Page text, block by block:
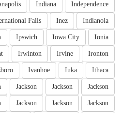
Independence
Indiana
Indianola
Inez
Falls
Ionia
Iowa City
Ipswich
Ironton
Irvine
Irwinton
Ithaca
Iuka
Ivanhoe
Jackson
Jackson
Jackson
Jackson
Jackson
Jackson